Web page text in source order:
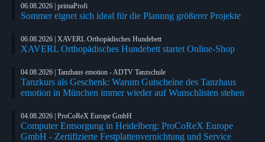
06.08.2026 | primaProfi
Sommer eignet sich ideal für die Planung größerer Projekte
06.08.2026 | XAVERL Orthopädisches Hundebett
XAVERL Orthopädisches Hundebett startet Online-Shop
04.08.2026 | Tanzhaus emotion - ADTV Tanzschule
Tanzkurs als Geschenk: Warum Gutscheine des Tanzhaus
emotion in München immer wieder auf Wunschlisten stehen
04.08.2026 | ProCoReX Europe GmbH
Computer Entsorgung in Heidelberg: ProCoReX Europe
GmbH - Zertifizierte Festplattenvernichtung und Service